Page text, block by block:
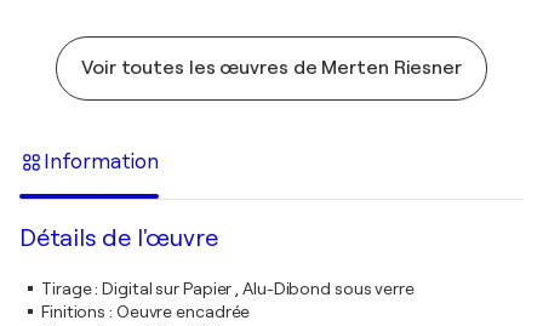
Voir toutes les œuvres de Merten Riesner
Information
Détails de l'œuvre
Tirage:Digital sur Papier , Alu-Dibond sous verre
Finitions : Oeuvre encadrée